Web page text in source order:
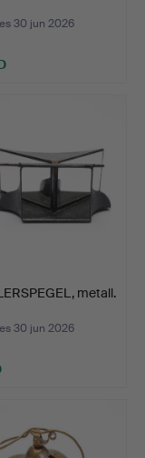
30 jun 2026
metall.
30 jun 2026